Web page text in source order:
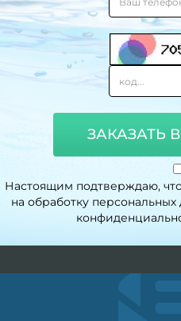
ЗАКАЗАТЬ
Настоящим подтверждаю,
на обработку